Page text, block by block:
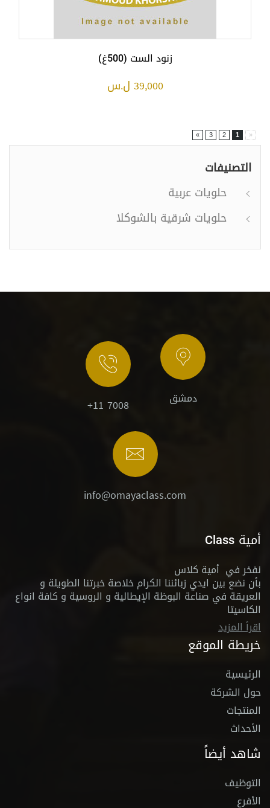
زنود الست (500غ)
39,000 ل.س
«
1
2
3
»
التصنيفات
حلويات عربية
حلويات شرقية بالشوكلا
دمشق +11 7008
info@omayaclass.com
أمية Class
نفخر في أمية كلاس
بأن نضع بين ايدي زبائننا الكرام خلاصة خبرتنا الطويلة و
العريقة في صناعة البوظة الإيطالية و الروسية و كافة انواع
الكاسيتا
اقرأ المزيد
خريطة الموقع
الرئيسية
حول الشركة
المنتجات
الأحداث
شاهد أيضاً
التوظيف
الأفرع